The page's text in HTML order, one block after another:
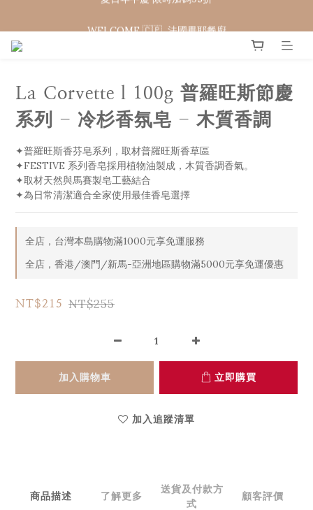
La Corvette l 100g 普羅旺斯節慶
系列 - 冷杉香氛皂 - 木質香調
✦普羅旺斯香芬皂系列，取材普羅旺斯香草區
✦FESTIVE 系列香皂採用植物油製成，木質香調香氣。
✦取材天然與馬賽製皂工藝結合
✦為日常清潔適合全家使用最佳香皂選擇
全店，台灣本島購物滿1000元享免運服務
全店，香港/澳門/新馬-亞洲地區購物滿5000元享免運優惠
NT$215 NT$255
加入購物車 立即購買
加入追蹤清單
商品描述 了解更多
送貨及付款方
式
顧客評價